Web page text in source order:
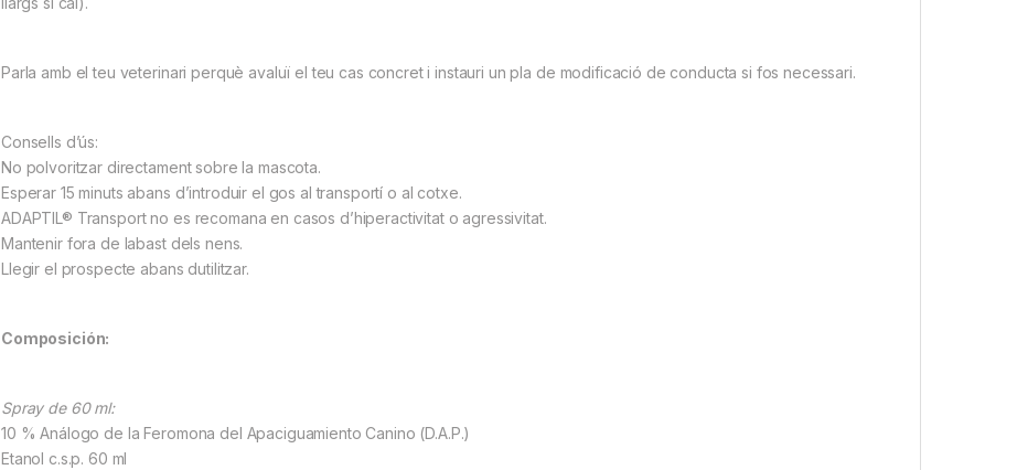
Parla amb el teu veterinari perquè avaluï el teu cas concret i instauri un pla de modificació de conducta si fos necessari.
Consells d’ús:
No polvoritzar directament sobre la mascota.
Esperar 15 minuts abans d’introduir el gos al transportí o al cotxe.
ADAPTIL® Transport no es recomana en casos d’hiperactivitat o agressivitat.
Mantenir fora de labast dels nens.
Llegir el prospecte abans dutilitzar.
Composición:
Spray de 60 ml:
10 % Análogo de la Feromona del Apaciguamiento Canino (D.A.P.)
Etanol c.s.p. 60 ml